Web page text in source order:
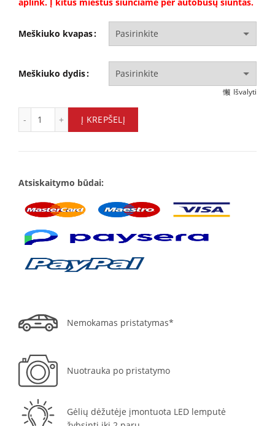
aplink. Į kitus miestus siunčiame per autobusų siuntas.
Meškiuko kvapas
Meškiuko dydis
Išvalyti
Baltas rožių meškiukas quantity
Į KREPŠELĮ
Atsiskaitymo būdai:
Nemokamas pristatymas*
Nuotrauka po pristatymo
Gėlių dėžutėje įmontuota LED lemputė